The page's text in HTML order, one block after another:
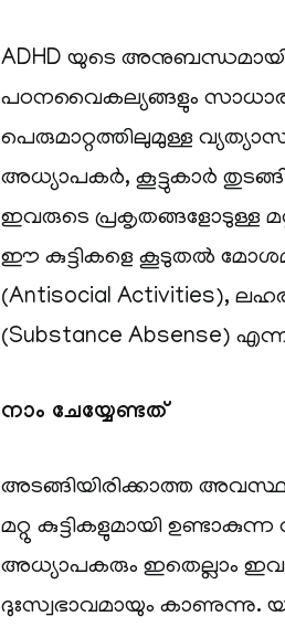
ADHD യുടെ അനുബന്ധമായി
പഠനവൈകല്യങ്ങളും
പെരുമാറ്റത്തിലുമുള്ള
അധ്യാപകർ, കൂട്ടുകാർ
ഇവരുടെ പ്രകൃതങ്ങളോടുള്ള
ഈ കുട്ടികളെ കൂടുതൽ
(Antisocial Activities),
(Substance Absense)
നാം ചേയ്യേണ്ടത്
അടങ്ങിയിരിക്കാത്ത
മറ്റു കുട്ടികളുമായി
അധ്യാപകരും ഇതെല്ലാം
ദുഃസ്വഭാവമായും കാണുന്നു.